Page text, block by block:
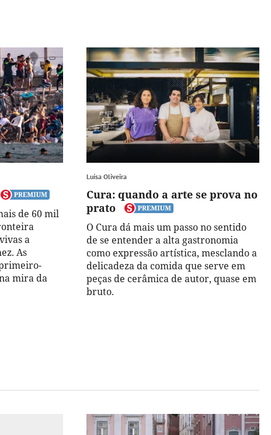
de 60 mil
a
As
mira da
Luísa Oliveira
Cura: quando a arte se prova no
prato
O Cura dá mais um passo no sentido
de se entender a alta gastronomia
como expressão artística, mesclando a
delicadeza da comida que serve em
peças de cerâmica de autor, quase em
bruto.